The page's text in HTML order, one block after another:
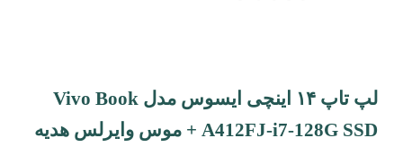
لپ تاپ ۱۴ اینچی ایسوس مدل Vivo Book
A412FJ-i7-128G SSD + موس وایرلس هدیه